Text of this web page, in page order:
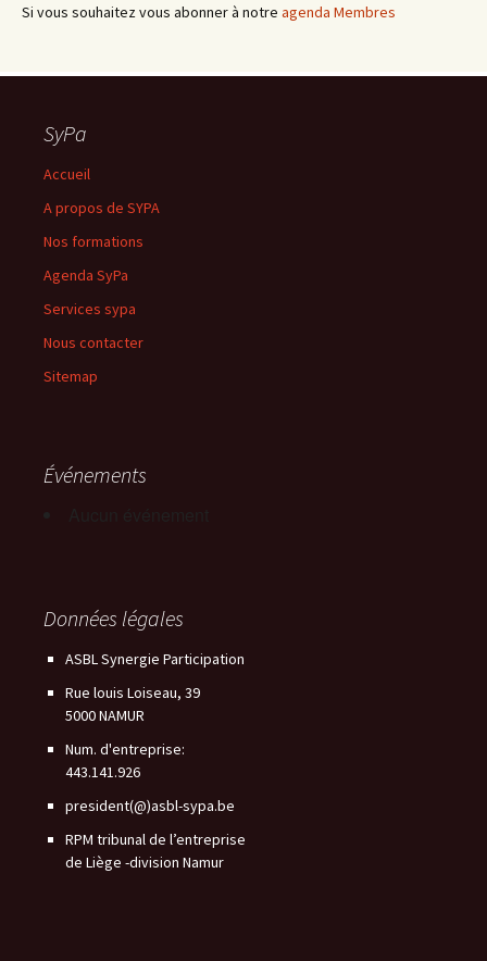
Si vous souhaitez vous abonner à notre agenda Membres
SyPa
Accueil
A propos de SYPA
Nos formations
Agenda SyPa
Services sypa
Nous contacter
Sitemap
Événements
Données légales
ASBL Synergie Participation
Rue louis Loiseau, 39
5000 NAMUR
Num. d'entreprise:
443.141.926
president(@)asbl-sypa.be
RPM tribunal de l’entreprise
de Liège -division Namur